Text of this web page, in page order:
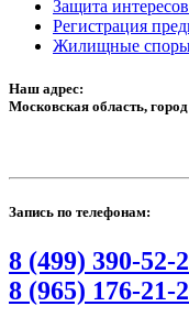
Защита
Регистрация
Жилищные
Наш адрес:
Московская область,
Запись по телефонам:
8 (499) 390-52-
8 (965) 176-21-